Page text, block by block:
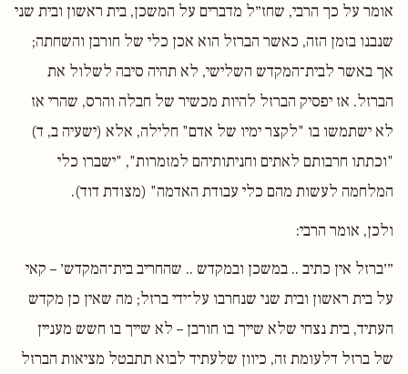
אומר על כך הרבי, שחז״ל מדברים על המשכן, בית ראשון ובית שני
שנבנו בזמן הזה, כאשר הברזל הוא אכן כלי של חורבן והשחתה;
אך באשר לבית־המקדש השלישי, לא תהיה סיבה לשלול את
הברזל. אז יפסיק הברזל להיות מכשיר של חבלה והרס, שהרי אז
לא ישתמשו בו "לקצר ימיו של אדם" חלילה, אלא (ישעיה ב, ד)
"וכתתו חרבותם לאתים וחניתותיהם למזמרות", "ישברו כלי
המלחמה לעשות מהם כלי עבודת האדמה" (מצודת דוד).
ולכן, אומר הרבי:
״׳ברזל אין כתיב .. במשכן ובמקדש .. שהחריב בית־המקדש׳ – קאי
על בית ראשון ובית שני שנחרבו על־ידי ברזל; מה שאין כן מקדש
העתיד, בית נצחי שלא שייך בו חורבן – לא שייך בו חשש מעניין
של ברזל דלעומת זה, כיוון שלעתיד לבוא תתבטל מציאות הברזל